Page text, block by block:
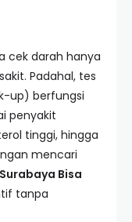
cek darah hanya
Padahal, tes
up) berfungsi
penyakit
tinggi, hingga
mencari
Bisa
tanpa